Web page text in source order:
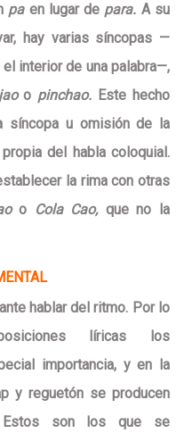
pa en lugar de para. A su
hay varias síncopas —
interior de una palabra—,
o pinchao. Este hecho
síncopa u omisión de la
del habla coloquial.
la rima con otras
o Cola Cao, que no la
hablar del ritmo. Por lo
líricas los
importancia, y en la
y reguetón se producen
Estos son los que se